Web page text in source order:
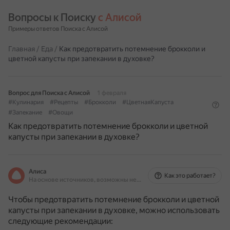
Вопросы к Поиску с Алисой
Примеры ответов Поиска с Алисой
Главная / Еда / Как предотвратить потемнение брокколи и
цветной капусты при запекании в духовке?
Вопрос для Поиска с Алисой
1 февраля
#Кулинария
#Рецепты #Брокколи
#ЦветнаяКапуста
#Запекание
#Овощи
Как предотвратить потемнение брокколи и цветной
капусты при запекании в духовке?
Алиса
На основе источников, возможны неточности
Как это работает?
Чтобы предотвратить потемнение брокколи и цветной
капусты при запекании в духовке, можно использовать
следующие рекомендации: